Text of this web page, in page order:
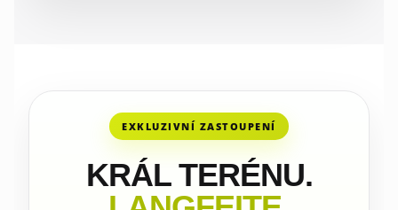
EXKLUZIVNÍ ZASTOUPENÍ
KRÁL TERÉNU.